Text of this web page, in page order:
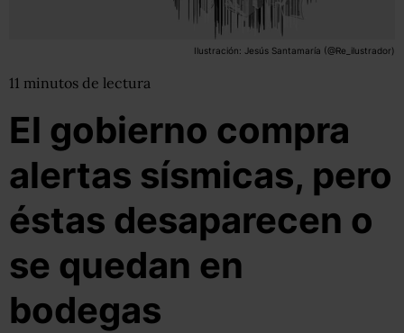
Ilustración: Jesús Santamaría (@Re_ilustrador)
11 minutos de lectura
El gobierno compra
alertas sísmicas, pero
éstas desaparecen o
se quedan en
bodegas